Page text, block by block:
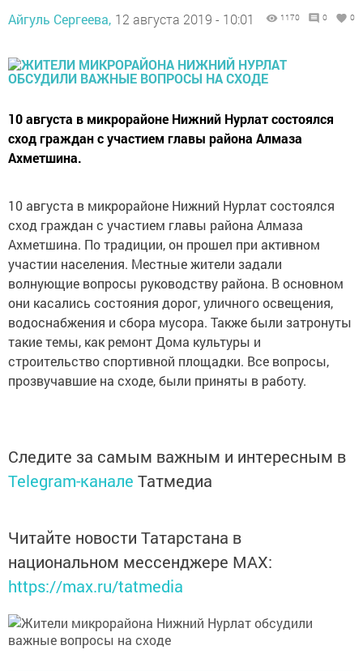
Айгуль Сергеева, 12 августа 2019 - 10:01 1170 0 0
10 августа в микрорайоне Нижний Нурлат состоялся
сход граждан с участием главы района Алмаза
Ахметшина.
10 августа в микрорайоне Нижний Нурлат состоялся
сход граждан с участием главы района Алмаза
Ахметшина. По традиции, он прошел при активном
участии населения. Местные жители задали
волнующие вопросы руководству района. В основном
они касались состояния дорог, уличного освещения,
водоснабжения и сбора мусора. Также были затронуты
такие темы, как ремонт Дома культуры и
строительство спортивной площадки. Все вопросы,
прозвучавшие на сходе, были приняты в работу.
Следите за самым важным и интересным в
Telegram-канале Татмедиа
Читайте новости Татарстана в
национальном мессенджере MАХ:
https://max.ru/tatmedia